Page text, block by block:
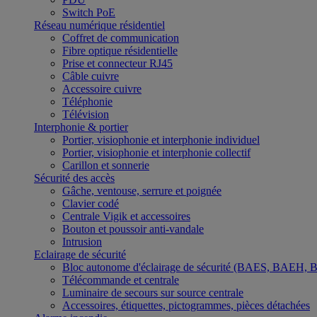
Switch PoE
Réseau numérique résidentiel
Coffret de communication
Fibre optique résidentielle
Prise et connecteur RJ45
Câble cuivre
Accessoire cuivre
Téléphonie
Télévision
Interphonie & portier
Portier, visiophonie et interphonie individuel
Portier, visiophonie et interphonie collectif
Carillon et sonnerie
Sécurité des accès
Gâche, ventouse, serrure et poignée
Clavier codé
Centrale Vigik et accessoires
Bouton et poussoir anti-vandale
Intrusion
Eclairage de sécurité
Bloc autonome d'éclairage de sécurité (BAES,
Télécommande et centrale
Luminaire de secours sur source centrale
Accessoires, étiquettes, pictogrammes, pièces détachées